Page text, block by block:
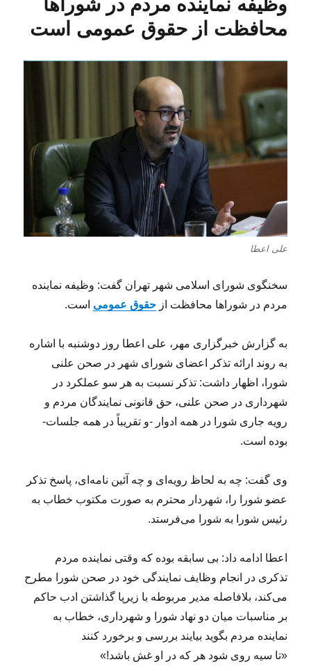
وظیفه نماینده مردم در شوراها
محافظت از حقوق عمومی است
علی اعطا
سخنگوی شورای اسلامی شهر تهران گفت: وظیفه نماینده
مردم در شوراها محافظت ازحقوق عمومی است.
به گزارش خبرگزاری مهر، علی اعطا روز دوشنبه با اشاره
به روند ارائه تذکر اعضای شورای شهر در صحن علنی
شورا، اظهار داشت: تذکر نسبت به هر سو عملکرد در
شهرداری در صحن علنی، حق قانونی نمایندگان مردم و
رویه جاری شورا در همه ادوار -و تقریباً در همه جلسات-
بوده است.
وی گفت: چه به لحاظ رویه‌ای و چه آئین نامه‌ای، پاسخ تذکر
عضو شورا را، شهردار محترم به صورت مکتوب خطاب به
رئیس شورا به شورا می‌فرستد.
اعطا ادامه داد: بی سابقه بوده که وقتی نماینده مردم
تذکری در انجام وظایف نمایندگی خود در صحن شورا مطرح
می‌کند، بلافاصله مدیر مربوطه با زیرپا گذاشتن ادب حاکم
بر مناسبات میان دو نهاد شورا و شهرداری، خطاب به
نماینده مردم بگوید بیایند بررسی و برخورد کنند
«تا سیه روی شود هر که در او غش باشد!»